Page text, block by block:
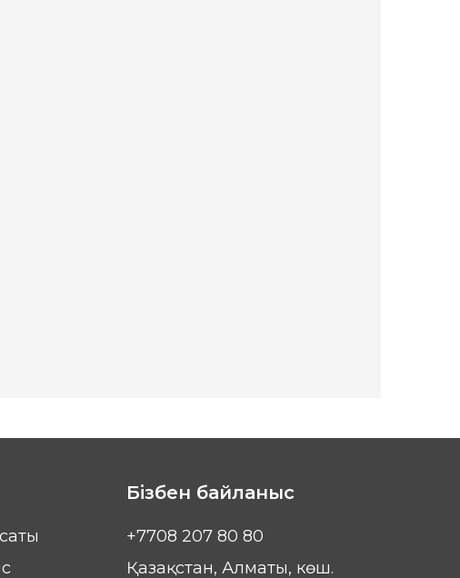
Бізбен байланыс
+7708 207 80 80
Қазақстан, Алматы, көш.